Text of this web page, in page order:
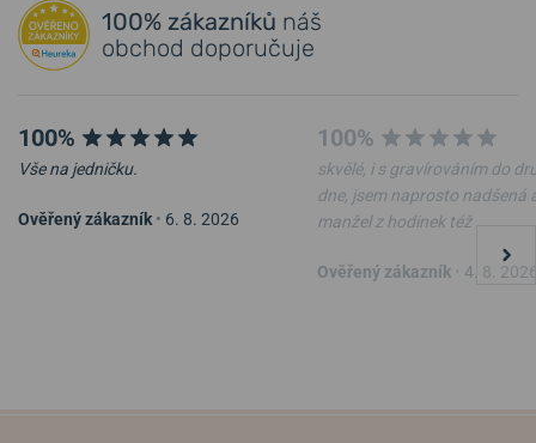
Přidat dotaz
100% zákazníků náš
obchod doporučuje
100%
Vše na jedničku.
Ověřený zákazník • 6. 8. 2026
100%
skvělé, i s gravírováním do
dne, jsem naprosto nadšená
manžel z hodinek též
Ověřený zákazník 4. 8.